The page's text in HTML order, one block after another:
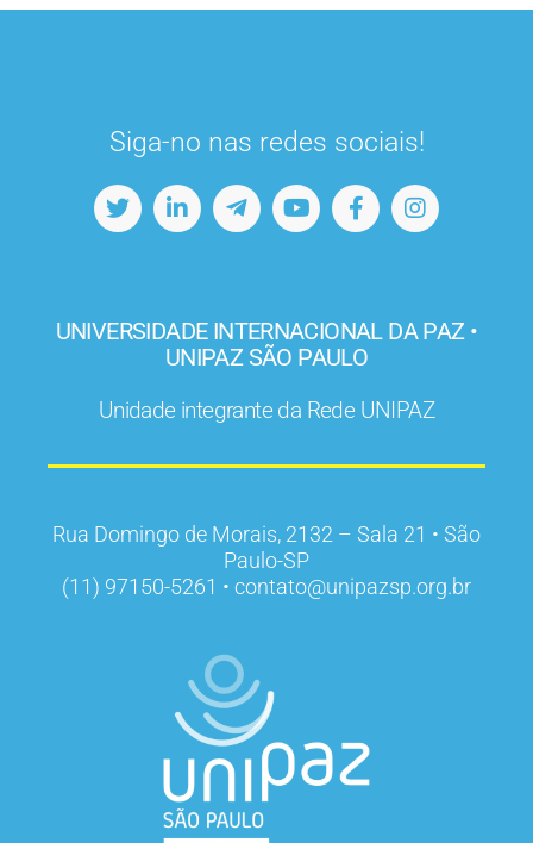
Siga-no nas redes sociais!
UNIVERSIDADE INTERNACIONAL DA PAZ •
UNIPAZ SÃO PAULO
Unidade integrante da Rede UNIPAZ
Rua Domingo de Morais, 2132 – Sala 21 • São
Paulo-SP
(11) 97150-5261 • contato@unipazsp.org.br